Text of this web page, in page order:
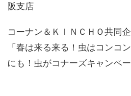
阪支店
コーナン＆ＫＩＮＣＨＯ共同
「春は来る来る！虫はコンコ
にも！虫がコナーズキャンペ